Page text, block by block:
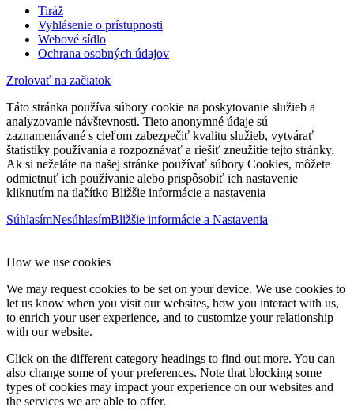
Tiráž
Vyhlásenie o prístupnosti
Webové sídlo
Ochrana osobných údajov
Zrolovať na začiatok
Táto stránka používa súbory cookie na poskytovanie služieb a
analyzovanie návštevnosti. Tieto anonymné údaje sú
zaznamenávané s cieľom zabezpečiť kvalitu služieb, vytvárať
štatistiky používania a rozpoznávať a riešiť zneužitie tejto stránky.
Ak si neželáte na našej stránke používať súbory Cookies, môžete
odmietnuť ich používanie alebo prispôsobiť ich nastavenie
kliknutím na tlačítko Bližšie informácie a nastavenia
SúhlasímNesúhlasímBližšie informácie a Nastavenia
How we use cookies
We may request cookies to be set on your device. We use cookies to
let us know when you visit our websites, how you interact with us,
to enrich your user experience, and to customize your relationship
with our website.
Click on the different category headings to find out more. You can
also change some of your preferences. Note that blocking some
types of cookies may impact your experience on our websites and
the services we are able to offer.